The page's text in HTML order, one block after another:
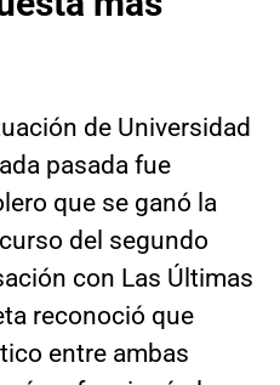
de Universidad
pasada fue
que se ganó la
del segundo
con Las Últimas
reconoció que
entre ambas